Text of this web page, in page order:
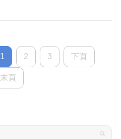
1 2 3 下頁
末頁